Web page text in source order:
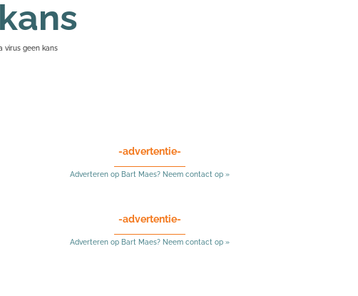
virus geen kans
-advertentie-
Adverteren op Bart Maes? Neem contact op »
-advertentie-
Adverteren op Bart Maes? Neem contact op »